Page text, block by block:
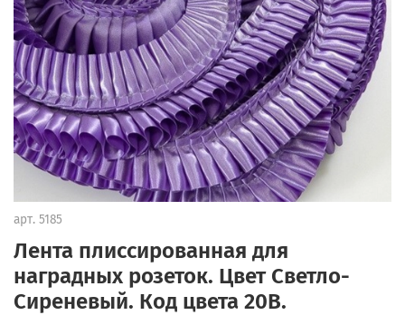
арт. 5185
Лента плиссированная для
наградных розеток. Цвет Светло-
Сиреневый. Код цвета 20В.